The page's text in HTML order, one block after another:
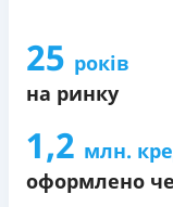
25 років
на ринку
1,2 млн.
оформлено